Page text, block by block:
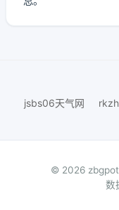
jsbs06天气网
© 2026
数